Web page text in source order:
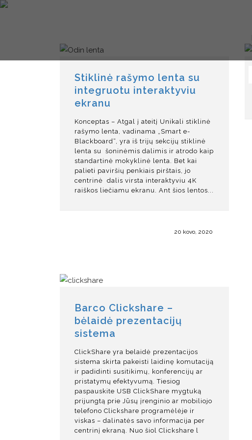
Stiklinė rašymo lenta su
integruotu interaktyviu
ekranu
Konceptas – Atgal į ateitį Unikali stiklinė
rašymo lenta, vadinama „Smart e-
Blackboard“, yra iš trijų sekcijų stiklinė
lenta su šoninėmis dalimis ir atrodo kaip
standartinė mokyklinė lenta. Bet kai
palieti paviršių penkiais pirštais, jo
centrinė dalis virsta interaktyviu 4K
raiškos liečiamu ekranu. Ant šios lentos...
20 kovo, 2020
Barco Clickshare –
bėlaidė prezentacijų
sistema
ClickShare yra belaidė prezentacijos
sistema skirta pakeisti laidinę komutaciją
ir padidinti susitikimų, konferencijų ar
pristatymų efektyvumą. Tiesiog
paspauskite USB ClickShare mygtuką
prijungtą prie Jūsų įrenginio ar mobiliojo
telefono Clickshare programėlėje ir
viskas – dalinatės savo informacija per
centrinį ekraną. Nuo šiol Clickshare l